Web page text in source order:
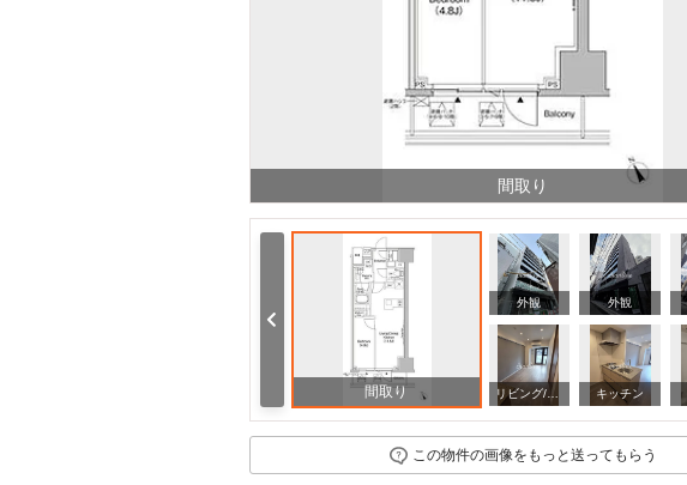
間取り
間取り
外観 外観
リビング/ダイニング キッチン
この物件の画像をもっと送ってもらう